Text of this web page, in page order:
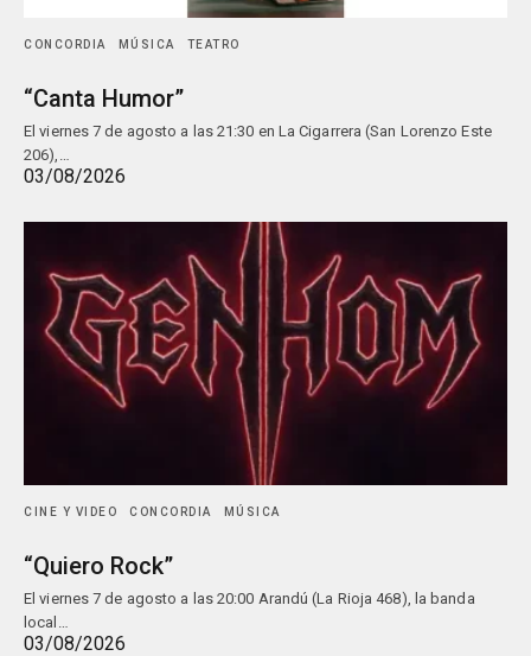
CONCORDIA MÚSICA TEATRO
“Canta Humor”
El viernes 7 de agosto a las 21:30 en La Cigarrera (San Lorenzo Este
206),…
03/08/2026
CINE Y VIDEO CONCORDIA MÚSICA
“Quiero Rock”
El viernes 7 de agosto a las 20:00 Arandú (La Rioja 468), la banda
local…
03/08/2026